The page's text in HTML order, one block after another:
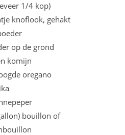
1/4 kop)
knoflook, gehakt
op de grond
komijn
oregano
bouillon of